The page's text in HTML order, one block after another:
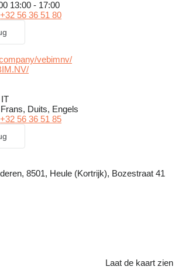
13:00 - 17:00
+32 56 36 51 80
vebimnv/
Duits, Engels
+32 56 36 51 85
8501, Heule (Kortrijk), Bozestraat 41
Laat de kaart zien